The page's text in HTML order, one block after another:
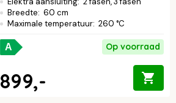
Breedte: 60 cm
Maximale temperatuur: 260 °C
A Op voorraad
899,-